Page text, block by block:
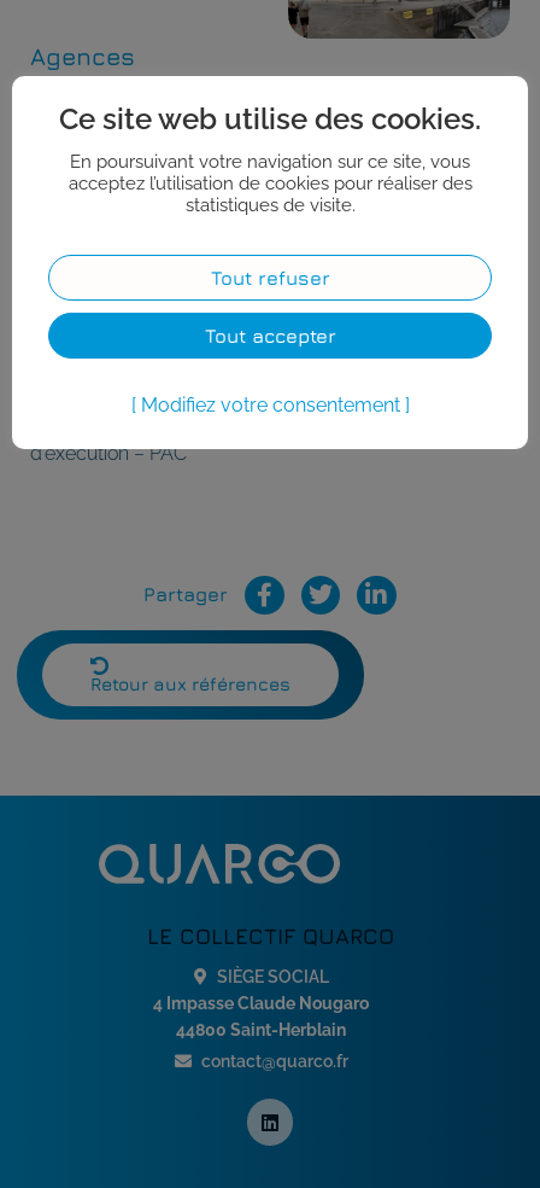
Agences
concernées
bâtiment dédié à la
course au large.
Structure lamellé /
portée 32m. Structure
sur la partie tertiaire.
Mission :Étude
Retour aux références
LE COLLECTIF QUARCO
SIÈGE SOCIAL
4 Impasse Claude Nougaro
44800 Saint-Herblain
Ce site web utilise des cookies.
En poursuivant votre navigation sur ce site, vous
acceptez l’utilisation de cookies pour réaliser des
statistiques de visite.
Tout refuser
Tout accepter
Modifiez votre consentement